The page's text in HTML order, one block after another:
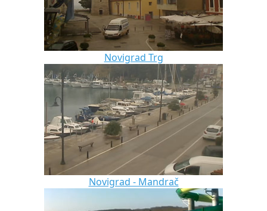
Novigrad Trg
Novigrad - Mandrač